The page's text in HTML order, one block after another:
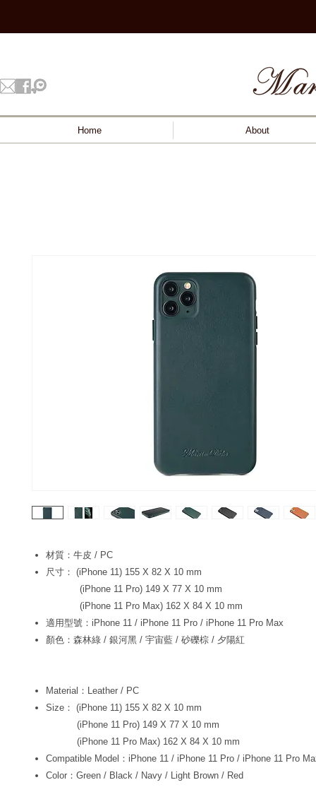
材質：牛皮 / PC
尺寸： (iPhone 11) 155 X 82 X 10 mm
(iPhone 11 Pro) 149 X 77 X 10 mm
(iPhone 11 Pro Max) 162 X 84 X 10 mm
適用型號：iPhone 11 / iPhone 11 Pro / iPhone 11 Pro Max
顏色：森林綠 / 銀河黑 / 宇宙藍 / 砂礫棕 / 夕陽紅
Material：Leather / PC
Size： (iPhone 11) 155 X 82 X 10 mm
(iPhone 11 Pro) 149 X 77 X 10 mm
(iPhone 11 Pro Max) 162 X 84 X 10 mm
Compatible Model：iPhone 11 / iPhone 11 Pro / iPhone 11 Pro
Color：Green / Black / Navy / Light Brown / Red
Home About